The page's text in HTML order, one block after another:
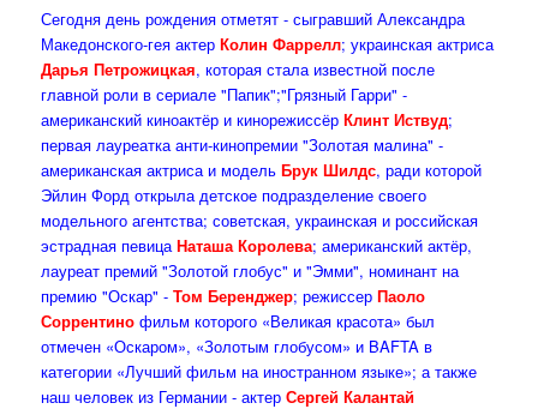
Сегодня день рождения отметят - сыгравший Александра
Македонского-гея актерКолин Фаррелл; украинская актриса
Дарья Петрожицкая, которая стала известной после
главной роли в сериале "Папик";"Грязный Гарри" -
американский киноактёр и кинорежиссёрКлинт Иствуд;
первая лауреатка анти-кинопремии "Золотая малина" -
американская актриса и модель Брук Шилдс, ради которой
Эйлин Форд открыла детское подразделение своего
модельного агентства; советская, украинская и российская
эстрадная певица Наташа Королева; американский актёр,
лауреат премий "Золотой глобус" и "Эмми", номинант на
премию "Оскар" -Том Беренджер; режиссер Паоло
Соррентино фильм которого «Великая красота» был
отмечен «Оскаром», «Золотым глобусом» и BAFTA в
категории «Лучший фильм на иностранном языке»; а также
наш человек из Германии - актерСергей Калантай